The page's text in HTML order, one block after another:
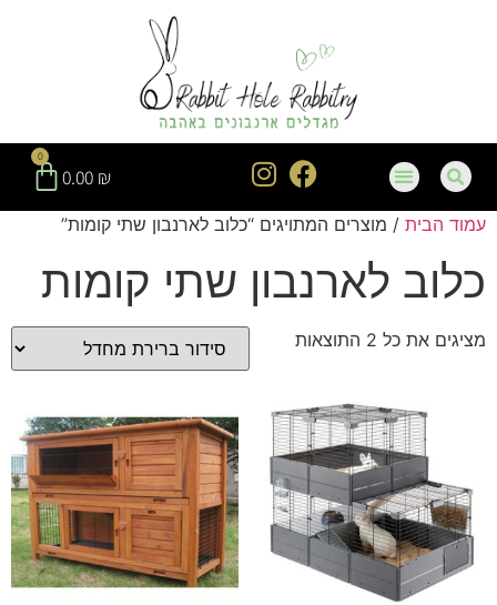
אנטר
לעבור
לאזור
מרכזי
0.00 ₪
0
עמוד הבית / מוצרים המתויגים “כלוב לארנבון שתי קומות”
כלוב לארנבון שתי קומות
מציגים את כל ⁦2⁩ התוצאות